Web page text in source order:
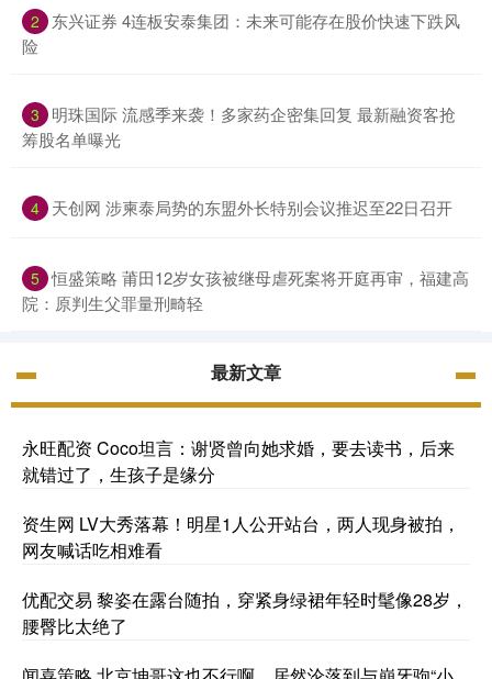
2
东兴证券 4连板安泰集团：未来可能存在股价快速下跌风
险
3
明珠国际 流感季来袭！多家药企密集回复 最新融资客抢
筹股名单曝光
4 天创网 涉柬泰局势的东盟外长特别会议推迟至22日召开
5 恒盛策略 莆田12岁女孩被继母虐死案将开庭再审，福建高
院：原判生父罪量刑畸轻
最新文章
永旺配资 Coco坦言：谢贤曾向她求婚，要去读书，后来
就错过了，生孩子是缘分
资生网 LV大秀落幕！明星1人公开站台，两人现身被拍，
网友喊话吃相难看
优配交易 黎姿在露台随拍，穿紧身绿裙年轻时髦像28岁，
腰臀比太绝了